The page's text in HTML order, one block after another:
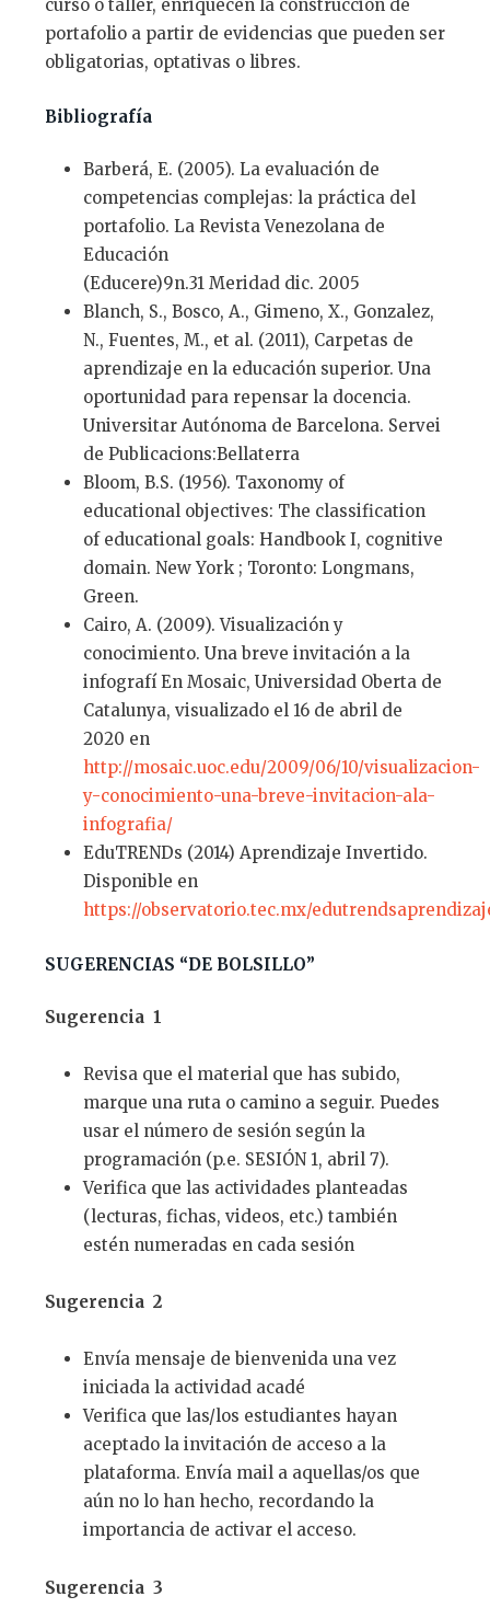
curso o taller, enriquecen la construcción de
portafolio a partir de evidencias que pueden ser
obligatorias, optativas o libres.
Bibliografía
Barberá, E. (2005). La evaluación de
competencias complejas: la práctica del
portafolio. La Revista Venezolana de
Educación
(Educere)9n.31 Meridad dic. 2005
Blanch, S., Bosco, A., Gimeno, X., Gonzalez,
N., Fuentes, M., et al. (2011), Carpetas de
aprendizaje en la educación superior. Una
oportunidad para repensar la docencia.
Universitar Autónoma de Barcelona. Servei
de Publicacions:Bellaterra
Bloom, B.S. (1956). Taxonomy of
educational objectives: The classification
of educational goals: Handbook I, cognitive
domain. New York ; Toronto: Longmans,
Green.
Cairo, A. (2009). Visualización y
conocimiento. Una breve invitación a la
infografí En Mosaic, Universidad Oberta de
Catalunya, visualizado el 16 de abril de
2020 en
http://mosaic.uoc.edu/2009/06/10/visualizacion-
y-conocimiento-una-breve-invitacion-ala-
infografia/
EduTRENDs (2014) Aprendizaje Invertido.
Disponible en
https://observatorio.tec.mx/
SUGERENCIAS “DE BOLSILLO”
Sugerencia 1
Revisa que el material que has subido,
marque una ruta o camino a seguir. Puedes
usar el número de sesión según la
programación (p.e. SESIÓN 1, abril 7).
Verifica que las actividades planteadas
(lecturas, fichas, videos, etc.) también
estén numeradas en cada sesión
Sugerencia 2
Envía mensaje de bienvenida una vez
iniciada la actividad acadé
Verifica que las/los estudiantes hayan
aceptado la invitación de acceso a la
plataforma. Envía mail a aquellas/os que
aún no lo han hecho, recordando la
importancia de activar el acceso.
Sugerencia 3